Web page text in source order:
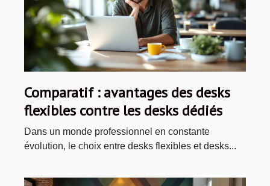
Comparatif : avantages des desks
flexibles contre les desks dédiés
Dans un monde professionnel en constante
évolution, le choix entre desks flexibles et desks...